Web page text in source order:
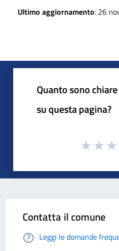
Ultimo aggiornamento: 26
Quanto sono
su questa pagina?
Contatta il comune
Leggi le domande